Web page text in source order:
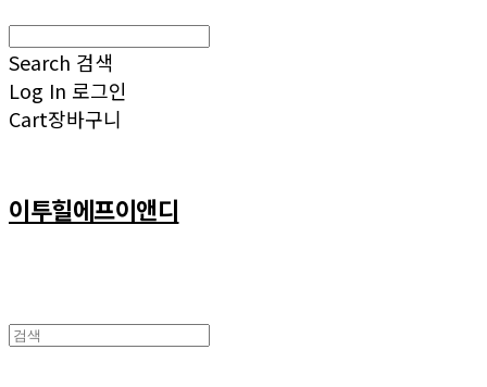
Search 검색
Log In 로그인
Cart장바구니
이투힐에프이앤디